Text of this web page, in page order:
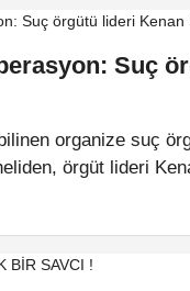
Suç
organize suç
örgüt lideri